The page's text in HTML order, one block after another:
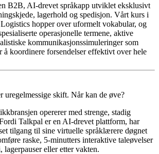
B2B, AI-drevet språkapp utviklet eksklusivt
lagerhold og spedisjon. Vårt kurs i
hopper over uformelt vokabular, og
operasjonelle termene, aktive
kommunikasjonssimuleringer som
å koordinere forsendelser effektivt over hele
uregelmessige skift. Når kan de øve?
opererer med strenge, stadig
Talkpal er en AI-drevet plattform, har
tilgang til sine virtuelle språklærere døgnet
raske, 5-minutters interaktive taleøvelser
lagerpauser eller etter vakten.